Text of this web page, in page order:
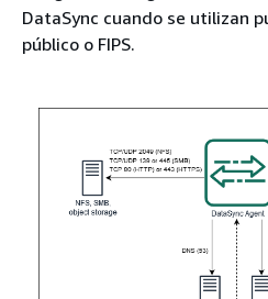
DataSync cuando se utilizan
público o FIPS.